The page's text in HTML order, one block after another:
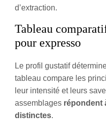
d’extraction.
Tableau
pour expresso
Le profil gustatif
tableau compare les
leur intensité et leurs
assemblages répondent
distinctes.